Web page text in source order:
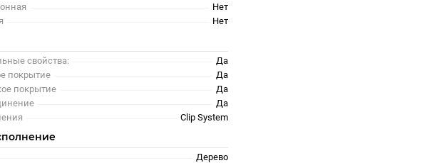
Нет
Нет
свойства:
Да
покрытие
Да
покрытие
Да
Да
Clip System
Дерево